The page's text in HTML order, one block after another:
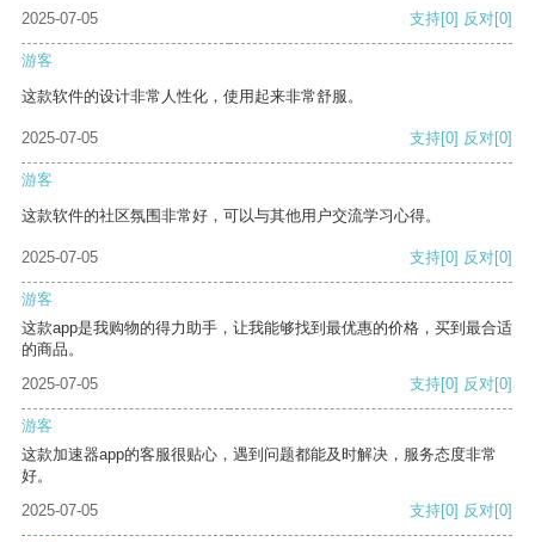
2025-07-05 支持[0] 反对[0]
游客
这款软件的设计非常人性化，使用起来非常舒服。
2025-07-05 支持[0] 反对[0]
游客
这款软件的社区氛围非常好，可以与其他用户交流学习心得。
2025-07-05 支持[0] 反对[0]
游客
这款app是我购物的得力助手，让我能够找到最优惠的价格，买到最合适
的商品。
2025-07-05
支持[0] 反对[0]
游客
这款加速器app的客服很贴心，遇到问题都能及时解决，服务态度非常
好。
2025-07-05
支持[0] 反对[0]